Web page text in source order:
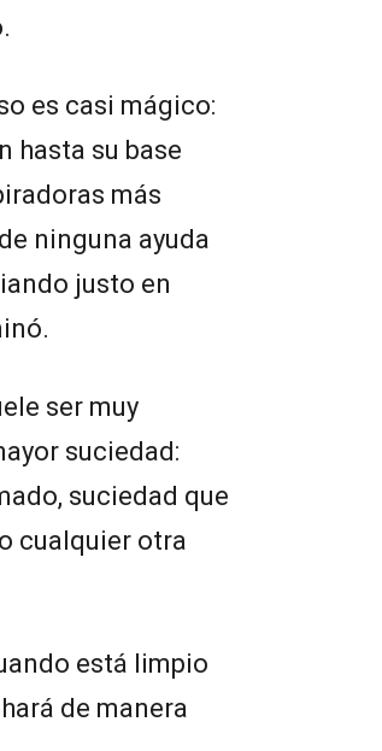
es casi mágico:
hasta su base
más
ninguna ayuda
justo en
ser muy
suciedad:
suciedad que
cualquier otra
está limpio
de manera